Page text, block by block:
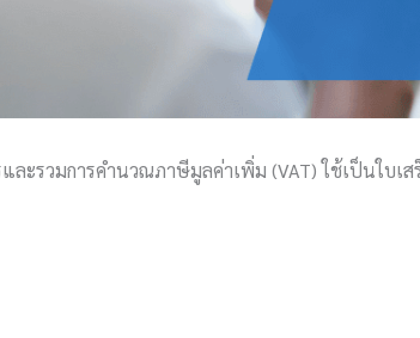
ละรวมการคำนวณภาษีมูลค่าเพิ่ม (VAT) ใช้เป็นใบ